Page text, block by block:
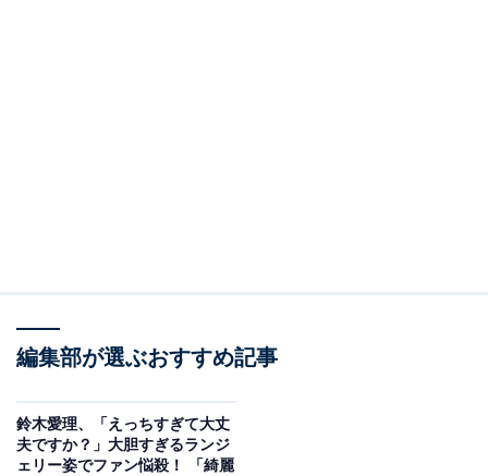
編集部が選ぶおすすめ記事
鈴木愛理、「えっちすぎて大丈
夫ですか？」大胆すぎるランジ
ェリー姿でファン悩殺！ 「綺麗